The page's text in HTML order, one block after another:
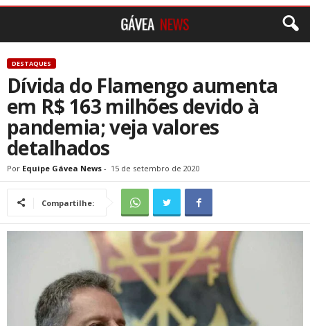
DESTAQUES
Dívida do Flamengo aumenta
em R$ 163 milhões devido à
pandemia; veja valores
detalhados
Por Equipe Gávea News - 15 de setembro de 2020
Compartilhe: